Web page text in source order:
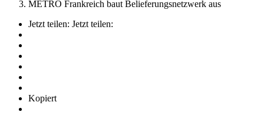
METRO Frankreich baut Belieferungsnetzwerk aus
Jetzt teilen: Jetzt teilen:
Kopiert